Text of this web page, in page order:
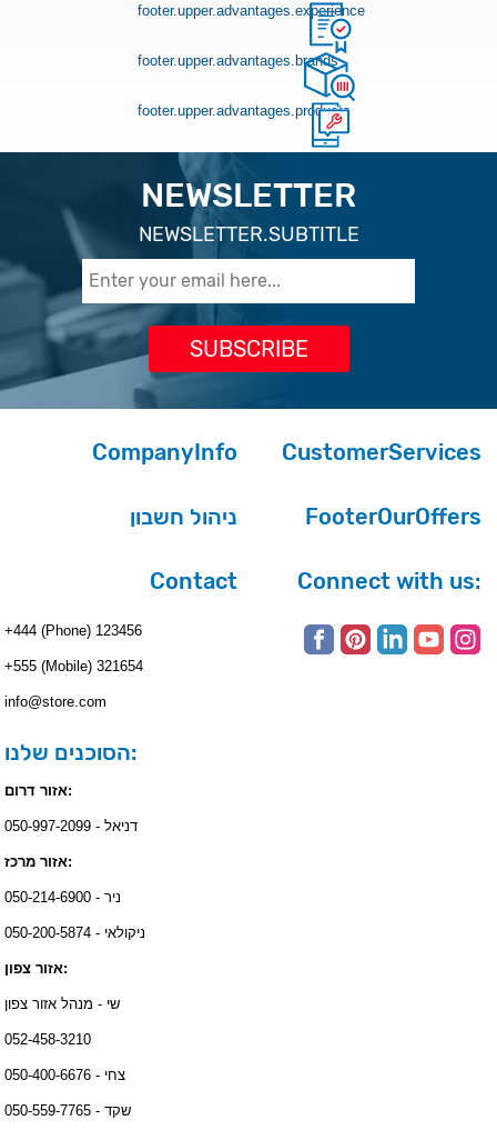
footer.upper.advantages.experience
footer.upper.advantages.brands
footer.upper.advantages.products
NEWSLETTER
NEWSLETTER.SUBTITLE
CompanyInfo CustomerServices
ניהול חשבון FooterOurOffers
Contact
+444 (Phone) 123456
+555 (Mobile) 321654
info@store.com
הסוכנים שלנו:
אזור דרום:
דניאל - 050-997-2099
אזור מרכז:
ניר - 050-214-6900
ניקולאי - 050-200-5874
אזור צפון:
שי - מנהל אזור צפון
052-458-3210
צחי - 050-400-6676
שקד - 050-559-7765
Connect with us: